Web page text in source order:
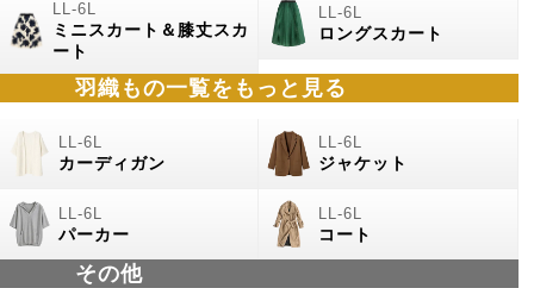
ミニスカート＆膝丈スカ
ート
ロングスカート
羽織もの一覧をもっと見る
カーディガン ジャケット
パーカー コート
その他